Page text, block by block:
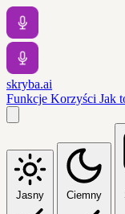
skryba.ai
Funkcje Korzyści Jak
Jasny Ciemny